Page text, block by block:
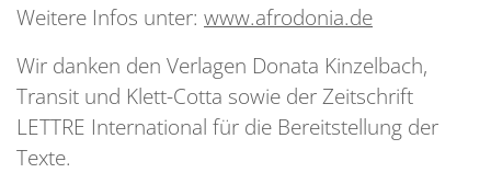
Weitere Infos unter: www.afrodonia.de
Wir danken den Verlagen Donata Kinzelbach,
Transit und Klett-Cotta sowie der Zeitschrift
LETTRE International für die Bereitstellung der
Texte.